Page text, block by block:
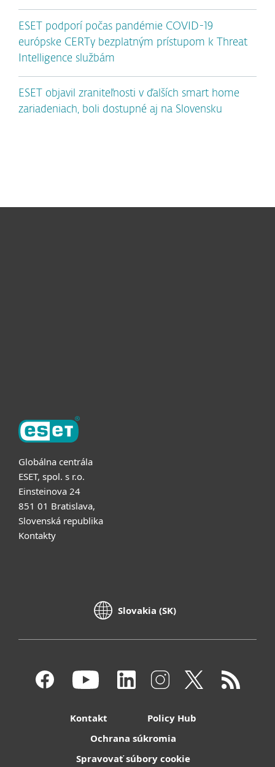
ESET podporí počas pandémie COVID-19
európske CERTy bezplatným prístupom k Threat
Intelligence službám
ESET objavil zraniteľnosti v ďalších smart home
zariadeniach, boli dostupné aj na Slovensku
Globálna centrála
ESET, spol. s r.o.
Einsteinova 24
851 01 Bratislava,
Slovenská republika
Kontakty
Slovakia (SK)
Kontakt
Policy Hub
Ochrana súkromia
Spravovať súbory cookie